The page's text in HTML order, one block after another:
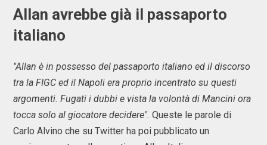
Allan avrebbe già il passaporto
italiano
"Allan è in possesso del passaporto italiano ed il discorso
tra la FIGC ed il Napoli era proprio incentrato su questi
argomenti. Fugati i dubbi e vista la volontà di Mancini ora
tocca solo al giocatore decidere". Queste le parole di
Carlo Alvino che su Twitter ha poi pubblicato un